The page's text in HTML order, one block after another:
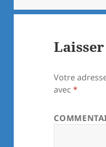
Votre
avec*